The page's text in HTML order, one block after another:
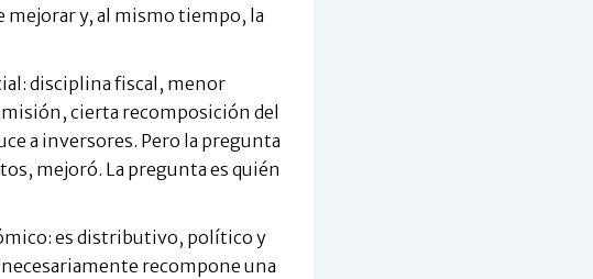
mejorar y, al mismo tiempo, la
disciplina fiscal, menor
cierta recomposición del
a inversores. Pero la pregunta
mejoró. La pregunta es quién
es distributivo, político y
recompone una